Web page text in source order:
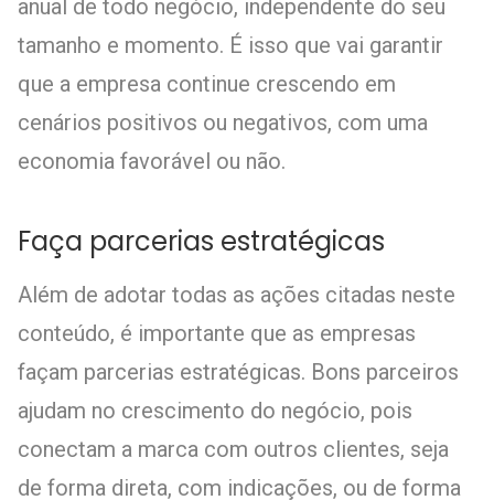
anual de todo negócio, independente do seu
tamanho e momento. É isso que vai garantir
que a empresa continue crescendo em
cenários positivos ou negativos, com uma
economia favorável ou não.
Faça parcerias estratégicas
Além de adotar todas as ações citadas neste
conteúdo, é importante que as empresas
façam parcerias estratégicas. Bons parceiros
ajudam no crescimento do negócio, pois
conectam a marca com outros clientes, seja
de forma direta, com indicações, ou de forma